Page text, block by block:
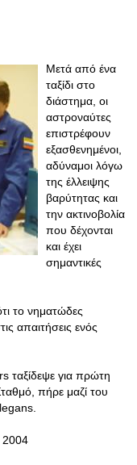
Μετά από ένα
ταξίδι στο
διάστημα, οι
αστροναύτες
επιστρέφουν
εξασθενημένοι,
αδύναμοι λόγω
της έλλειψης
βαρύτητας και
την ακτινοβολία
που δέχονται
και έχει
σημαντικές
το νηματώδες
απαιτήσεις ενός
ταξίδεψε για πρώτη
πήρε μαζί του
2004